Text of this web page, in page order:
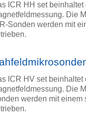
ICR HH set
Die
Sonden werden mit
ICR HV set
Die
werden mit